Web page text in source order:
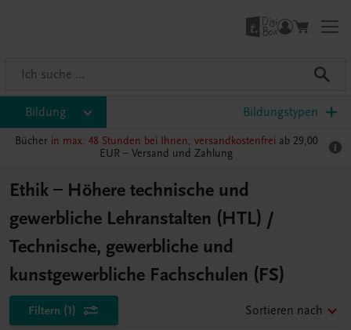
Bildung Bildungstypen
Bücher in max. 48 Stunden bei Ihnen, versandkostenfrei ab 29,00
EUR – Versand und Zahlung
Ethik – Höhere technische und
gewerbliche Lehranstalten (HTL) /
Technische, gewerbliche und
kunstgewerbliche Fachschulen (FS)
Filtern (1) Sortieren nach